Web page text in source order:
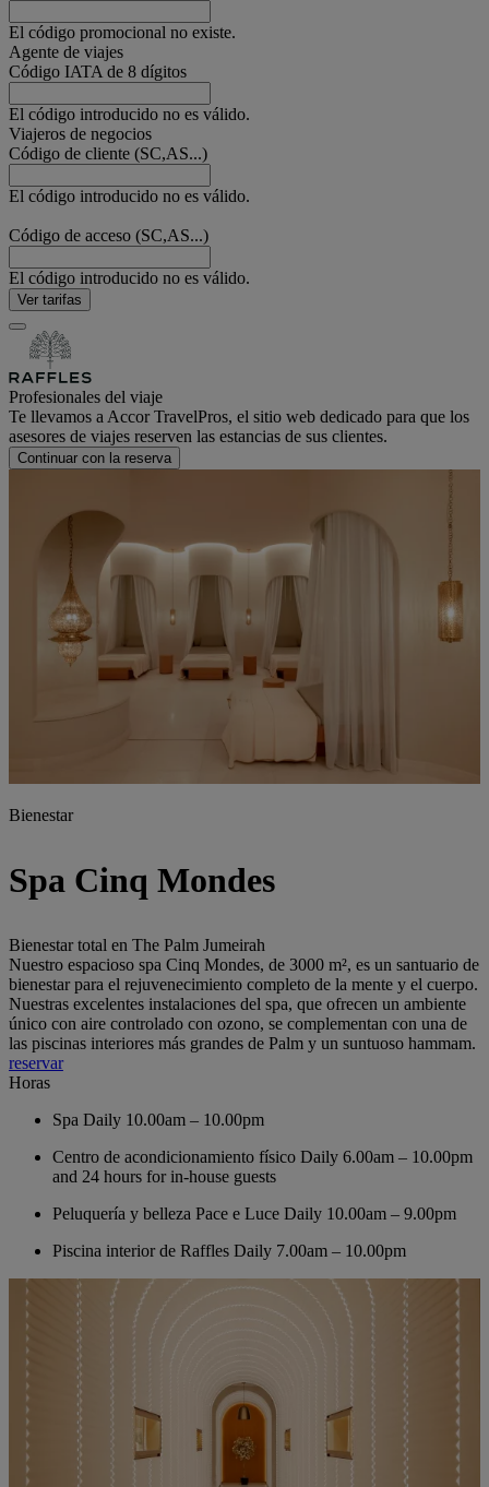
El código promocional no existe.
Agente de viajes
Código IATA de 8 dígitos
El código introducido no es válido.
Viajeros de negocios
Código de cliente (SC,AS...)
El código introducido no es válido.
Código de acceso (SC,AS...)
El código introducido no es válido.
Ver tarifas
Profesionales del viaje
Te llevamos a Accor TravelPros, el sitio web dedicado para que los
asesores de viajes reserven las estancias de sus clientes.
Continuar con la reserva
Bienestar
Spa Cinq Mondes
Bienestar total en The Palm Jumeirah
Nuestro espacioso spa Cinq Mondes, de 3000 m², es un santuario de
bienestar para el rejuvenecimiento completo de la mente y el cuerpo.
Nuestras excelentes instalaciones del spa, que ofrecen un ambiente
único con aire controlado con ozono, se complementan con una de
las piscinas interiores más grandes de Palm y un suntuoso hammam.
reservar
Horas
Spa Daily 10.00am – 10.00pm
Centro de acondicionamiento físico Daily 6.00am – 10.00pm
and 24 hours for in-house guests
Peluquería y belleza Pace e Luce Daily 10.00am – 9.00pm
Piscina interior de Raffles Daily 7.00am – 10.00pm